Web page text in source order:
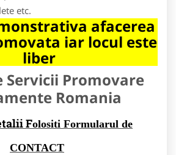
etc.
afacerea
iar locul este
liber
Servicii Promovare
Romania
Folositi Formularul de
CONTACT